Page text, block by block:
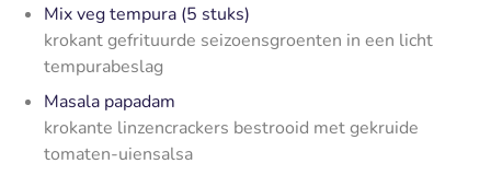
Mix veg tempura (5 stuks)
krokant gefrituurde seizoensgroenten in een licht
tempurabeslag
Masala papadam
krokante linzencrackers bestrooid met gekruide
tomaten-uiensalsa